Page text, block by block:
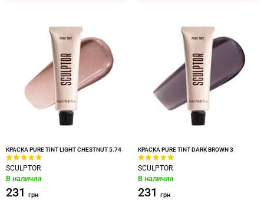
КРАСКА PURE TINT LIGHT CHESTNUT 5.74
SCULPTOR
В наличии
231 грн
КРАСКА PURE TINT DARK BROWN 3
SCULPTOR
В наличии
231 грн